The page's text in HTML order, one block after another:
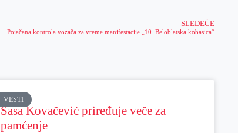
SLEDEĆE
Pojačana kontrola vozača za vreme manifestacije „10. Beloblatska kobasica“
VESTI
Sasa Kovačević priređuje veče za
pamćenje